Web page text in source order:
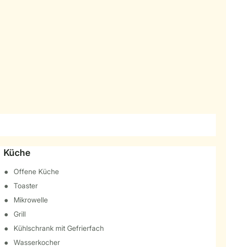
Küche
Offene Küche
Toaster
Mikrowelle
Grill
Kühlschrank mit Gefrierfach
Wasserkocher